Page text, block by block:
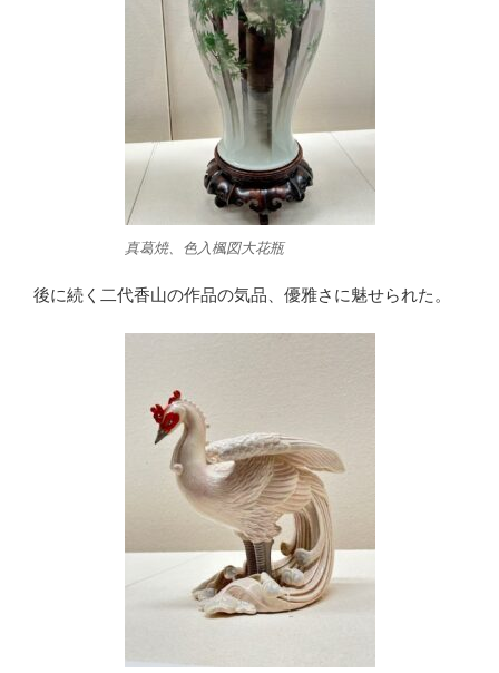
真葛焼、色入楓図大花瓶
後に続く二代香山の作品の気品、優雅さに魅せられた。